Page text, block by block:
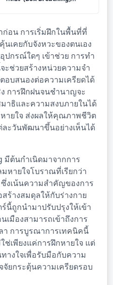
ก่อน การเริ่มฝึกในพื้นที่ที่
นเคยกับจังหวะของตนเอง
ปกรณ์ใดๆ เข้าช่วย การทำ
ะช่วยสร้างหน่วยความจำ
อบสนองต่อความเครียดได้
การฝึกฝนจนชำนาญจะ
าธิและความสงบภายในได้
หายใจ ส่งผลให้คุณภาพชีวิต
ะวันพัฒนาขึ้นอย่างเห็นได้
มีต้นกำเนิดมาจากการ
หายใจโบราณที่เรียกว่า
งเน้นความสำคัญของการ
ร้างสมดุลให้กับร่างกาย
นี้ถูกนำมาปรับปรุงให้เข้า
เมืองสามารถเข้าถึงการ
การบูรณาการเทคนิคนี้
ช่เพียงแค่การฝึกหายใจ แต่
างใจเพื่อรับมือกับความ
ยกระตุ้นความเครียดรอบ